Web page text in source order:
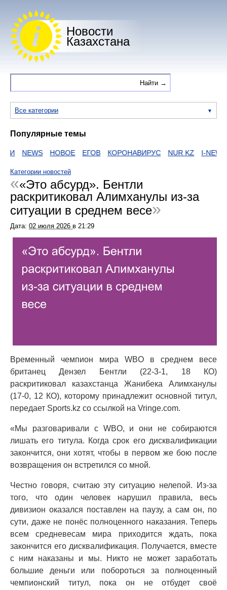
Новости
Казахстана
Все категории
Популярные темы
NEWS НОВОЕ ЕГОВ КОРОНАВИРУС NUR KZ I-NEWS
Категории новостей
«Это абсурд». Бентли
раскритиковал Алимханулы из-за
ситуации в среднем весе
Дата: 02 июля 2026 в 21:29
Временный чемпион мира WBO в среднем весе
британец Дензел Бентли (22-3-1, 18 КО)
раскритиковал казахстанца Жанибека Алимханулы
(17-0, 12 КО), которому принадлежит основной титул,
передает Sports.kz со ссылкой на Vringe.com.
«Мы разговаривали с WBO, и они не собираются
лишать его титула. Когда срок его дисквалификации
закончится, они хотят, чтобы в первом же бою после
возвращения он встретился со мной.
Честно говоря, считаю эту ситуацию нелепой. Из-за
того, что один человек нарушил правила, весь
дивизион оказался поставлен на паузу, а сам он, по
сути, даже не понёс полноценного наказания. Теперь
всем средневесам мира приходится ждать, пока
закончится его дисквалификация. Получается, вместе
с ним наказаны и мы. Никто не может заработать
большие деньги или побороться за полноценный
чемпионский титул, пока он не отбудет своё